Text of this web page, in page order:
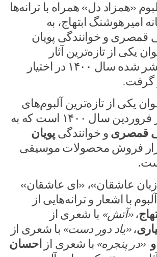
«همزاد دل» همراه با ترانه‌ها
امیرهوشنگ ابتهاج، ‌به
قمصری و خوانندگی پویان
یکی از تازه‌ترین آثار
موسیقایی متتشر شده سال ۱۴۰۰ در اختیار
گرفت.
یکی از تازه‌ترین آلبوم‌های
منتشر شده در فروردین سال ۱۴۰۰ است که به
قمصری و خوانندگیپویان
فروش محصولات موسیقی
عاشقان»، «ای عاشقان»
با اشعار و ترانه‌هایی از
،«آتش» با شعری از
،«یاد دور دست» با شعری از
«در پنجره» با شعری از
احسان